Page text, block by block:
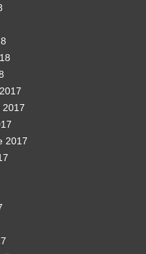
2017
2017